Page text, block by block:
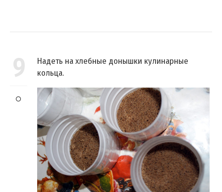
9
Надеть на хлебные донышки кулинарные
кольца.